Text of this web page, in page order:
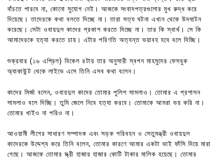
বাঁচতে পারবে না, কোনো সুযোগ নেই। আজকে সংবাদপত্রগুলোর মুখ রুদ্ধ করে
দিয়েছে। তাদেরকে কথা বলতে দিচ্ছে না। তারা সত্য ঘটনা এখান থেকে উদঘাটন
করেছে। সেটা ওবায়দুল কাদের প্রকাশ করতে দিচ্ছে না। তার কি স্বার্থ। সে কি
আমাদেরকে হত্যা করতে চায়। এটার পরিণতি অত্যন্ত ভয়াবহ হবে বলে দিচ্ছি।
শুক্রবার (১৬ এপ্রিল) বিকেল ৪টায় তার অনুসারী স্বপন মাহমুদের ফেসবুক
অ্যাকাউন্ট থেকে লাইভে এসে তিনি এসব কথা বলেন।
কাদের মির্জা বলেন, ওবায়দুল কাদের তোমার পুলিশ সামলাও। তোমার এ প্রশাসন
সামলাও বলে দিচ্ছি। তুমি জেলে নিবে হত্যা করবে। তোমাকে আমরা ভয় করি না।
তোমার খাইও না পরিও না।
আওয়ামী লীগের সাধারণ সম্পাদক এবং সড়ক পরিবহন ও সেতুমন্ত্রী ওবায়দুল
কাদেরকে উদ্দেশ্য করে তিনি বলেন, তোমার কারণে আমার একটা ভাই ফাঁসি দিয়ে মারা
গেছে। আজকে তোমার স্ত্রী হাজার হাজার কোটি টাকার মালিক হয়েছে। তোমার